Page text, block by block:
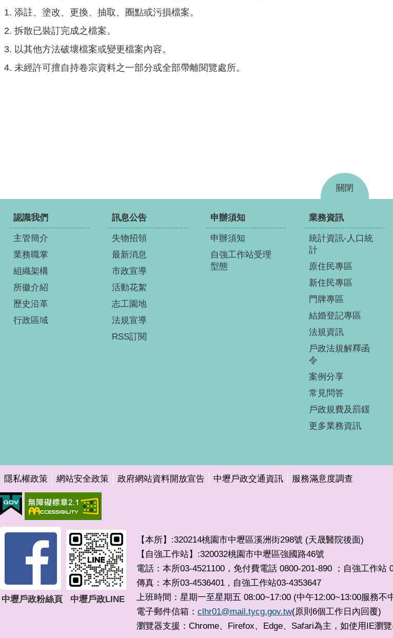
1. 添註、塗改、更換、抽取、圈點或污損檔案。
2. 拆散已裝訂完成之檔案。
3. 以其他方法破壞檔案或變更檔案內容。
4. 未經許可擅自持卷宗資料之一部分或全部帶離閱覽處所。
關閉
:::
認識我們
主管簡介
業務職掌
組織架構
所徽介紹
歷史沿革
行政區域
訊息公告
失物招領
最新消息
市政宣導
活動花絮
志工園地
法規宣導
RSS訂閱
申辦須知
申辦須知
自強工作站受理
型態
業務資訊
統計資訊-人口統
計
原住民專區
新住民專區
門牌專區
結婚登記專區
法規資訊
戶政法規解釋函
令
案例分享
常見問答
戶政規費及罰鍰
更多業務資訊
隱私權政策 網站安全政策 政府網站資料開放宣告 中壢戶政交通資訊 服務滿意度調查
中壢戶政粉絲頁 中壢戶政LINE
【本所】:320214桃園市中壢區溪洲街298號 (天晟醫院後面)
【自強工作站】:320032桃園市中壢區強國路46號
電話：本所03-4521100，免付費電話 0800-201-890 ；自強工作站
傳真：本所03-4536401 ， 自強工作站03-4353647
上班時間：星期一至星期五 08:00~17:00 (中午12:00~13:00服務不
電子郵件信箱： clhr01@mail.tycg.gov.tw(原則6個工作日內回覆)
瀏覽器支援：Chrome、Firefox、Edge、Safari為主，如使用IE瀏